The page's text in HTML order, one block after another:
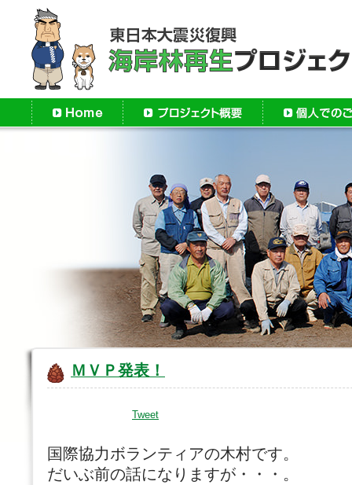
ＭＶＰ発表！
Tweet
国際協力ボランティアの木村です。
だいぶ前の話になりますが・・・。